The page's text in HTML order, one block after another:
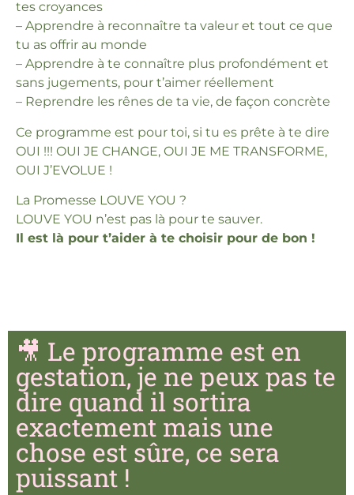
tes croyances
– Apprendre à reconnaître ta valeur et tout ce que
tu as offrir au monde
– Apprendre à te connaître plus profondément et
sans jugements, pour t’aimer réellement
– Reprendre les rênes de ta vie, de façon concrète
Ce programme est pour toi, si tu es prête à te dire
OUI !!! OUI JE CHANGE, OUI JE ME TRANSFORME,
OUI J’EVOLUE !
La Promesse LOUVE YOU ?
LOUVE YOU n’est pas là pour te sauver.
Il est là pour t’aider à te choisir pour de bon !
🎥 Le programme est en
gestation, je ne peux pas te
dire quand il sortira
exactement mais une
chose est sûre, ce sera
puissant !